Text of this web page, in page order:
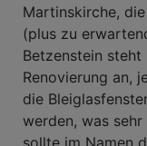
Martinskirche,
(plus zu
Betzenstein
Renovierung an,
die
werden, was
sollte im Namen